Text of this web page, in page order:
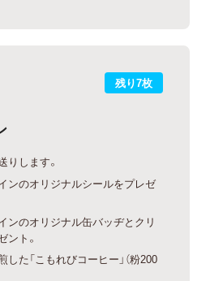
残り7枚
りします。
ンのオリジナルシールをプレゼ
ンのオリジナル缶バッヂとクリ
ント。
た「こもれびコーヒー」（粉200